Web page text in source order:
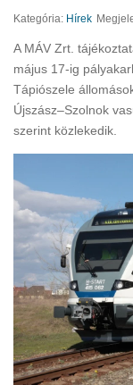
Kategória: Hírek
A MÁV Zrt.
május 17-ig
Tápiószele
Újszász–Szolnok
szerint közlekedik.